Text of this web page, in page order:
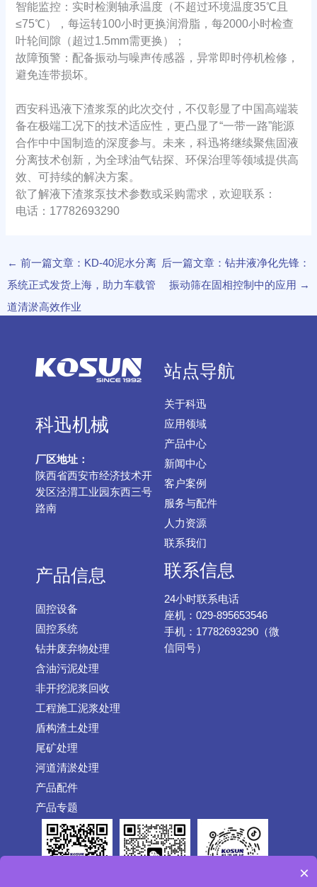
智能监控：实时检测轴承温度（不超过环境温度35℃且
≤75℃），每运转100小时更换润滑脂，每2000小时检查
叶轮间隙（超过1.5mm需更换）；
故障预警：配备振动与噪声传感器，异常即时停机检修，
避免连带损坏。
西安科迅液下渣浆泵的此次交付，不仅彰显了中国高端装
备在极端工况下的技术适应性，更凸显了“一带一路”能源
合作中中国制造的深度参与。未来，科迅将继续聚焦固液
分离技术创新，为全球油气钻探、环保治理等领域提供高
效、可持续的解决方案。
欲了解液下渣浆泵技术参数或采购需求，欢迎联系：
电话：17782693290
← 前一篇文章：KD-40泥水分离
系统正式发货上海，助力车载管
道清淤高效作业
后一篇文章：钻井液净化先锋：
振动筛在固相控制中的应用 →
科迅机械
厂区地址：
陕西省西安市经济技术开
发区泾渭工业园东西三号
路南
站点导航
关于科迅
应用领域
产品中心
新闻中心
客户案例
服务与配件
人力资源
联系我们
产品信息
固控设备
固控系统
钻井废弃物处理
含油污泥处理
非开挖泥浆回收
工程施工泥浆处理
盾构渣土处理
尾矿处理
河道清淤处理
产品配件
产品专题
联系信息
24小时联系电话
座机：029-895653546
手机：17782693290（微
信同号）
×